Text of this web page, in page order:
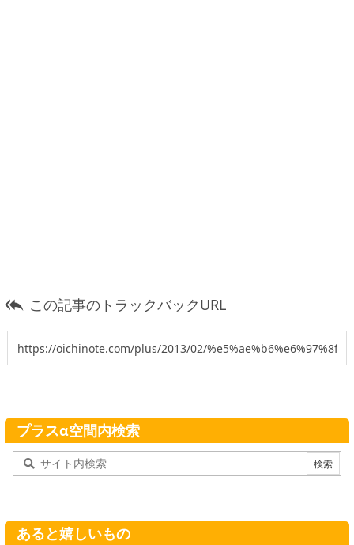
 この記事のトラックバックURL
プラスα空間内検索
あると嬉しいもの